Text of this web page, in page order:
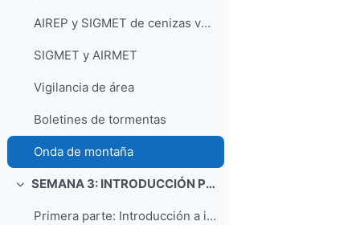
AIREP y SIGMET de cenizas volcánicas
SIGMET y AIRMET
Vigilancia de área
Boletines de tormentas
Onda de montaña
Colapsar SEMANA 3: INTRODUCCIÓN PRÁCTICA A LA TELEDETECCIÓN Y AL NOWCASTING
Primera parte: Introducción a interpretación a imá...